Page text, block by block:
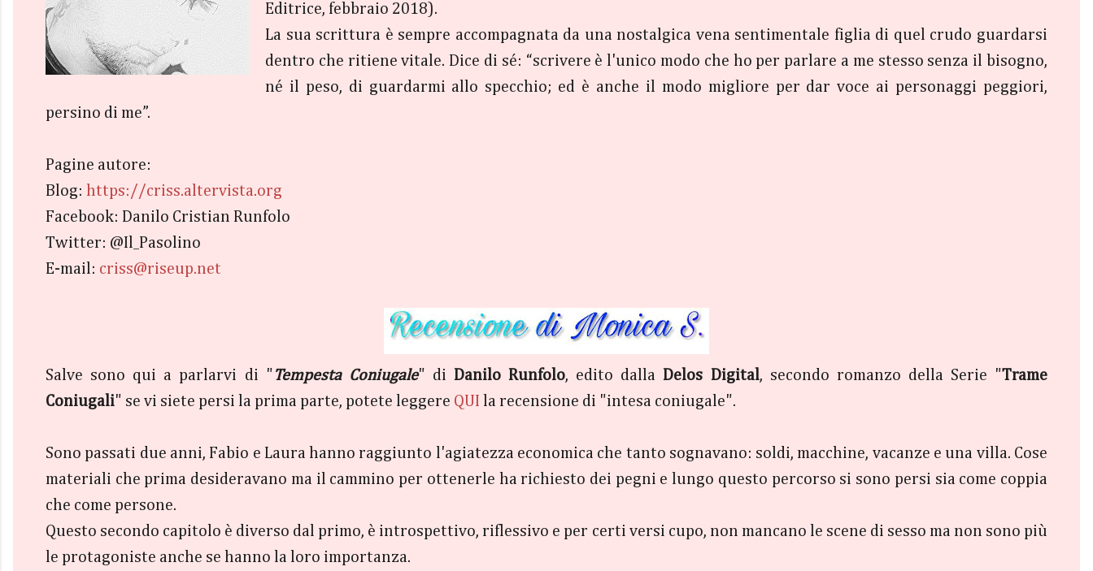
Editrice, febbraio 2018).
La sua scrittura è sempre accompagnata da una nostalgica vena sentimentale figlia di quel crudo guardarsi
dentro che ritiene vitale. Dice di sé: “scrivere è l'unico modo che ho per parlare a me stesso senza il bisogno,
né il peso, di guardarmi allo specchio; ed è anche il modo migliore per dar voce ai personaggi peggiori,
persino di me”.
Pagine autore:
Blog: https://criss.altervista.org
Facebook: Danilo Cristian Runfolo
Twitter: @Il_Pasolino
E-mail: criss@riseup.net
Salve sono qui a parlarvi di " Tempesta Coniugale" di Danilo Runfolo, edito dallaDelos Digital, secondo romanzo della Serie "Trame
Coniugali" se vi siete persi la prima parte, potete leggere QUI la recensione di "intesa coniugale".
Sono passati due anni, Fabio e Laura hanno raggiunto l'agiatezza economica che tanto sognavano: soldi, macchine, vacanze e una villa. Cose
materiali che prima desideravano ma il cammino per ottenerle ha richiesto dei pegni e lungo questo percorso si sono persi sia come coppia
che come persone.
Questo secondo capitolo è diverso dal primo, è introspettivo, riflessivo e per certi versi cupo, non mancano le scene di sesso ma non sono più
le protagoniste anche se hanno la loro importanza.